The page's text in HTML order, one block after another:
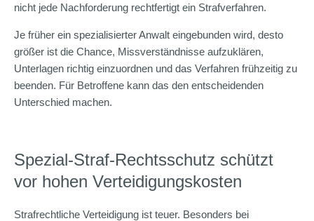
nicht jede Nachforderung rechtfertigt ein Strafverfahren.
Je früher ein spezialisierter Anwalt eingebunden wird, desto
größer ist die Chance, Missverständnisse aufzuklären,
Unterlagen richtig einzuordnen und das Verfahren frühzeitig zu
beenden. Für Betroffene kann das den entscheidenden
Unterschied machen.
Spezial-Straf-Rechtsschutz schützt
vor hohen Verteidigungskosten
Strafrechtliche Verteidigung ist teuer. Besonders bei